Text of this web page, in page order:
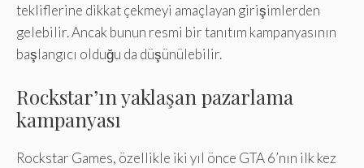
tekliflerine dikkat çekmeyi amaçlayan girişimlerden
gelebilir. Ancak bunun resmi bir tanıtım kampanyasının
başlangıcı olduğu da düşünülebilir.
Rockstar’ın yaklaşan pazarlama
kampanyası
Rockstar Games, özellikle iki yıl önce GTA 6’nın ilk kez